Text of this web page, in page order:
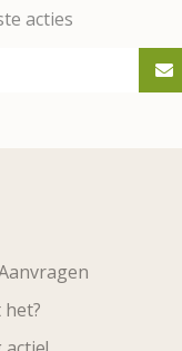
acties